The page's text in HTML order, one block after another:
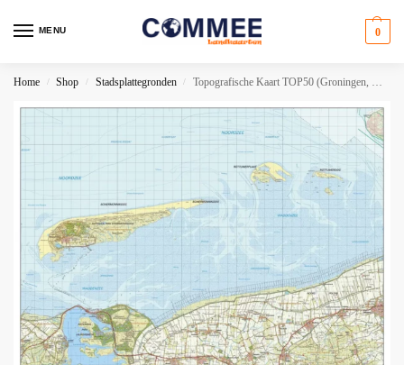
MENU 0
Home / Shop / Stadsplattegronden / Topografische Kaart TOP50 (Groningen, Haren, Leek, Hoogkerk, Bedum, Zuidhorn)